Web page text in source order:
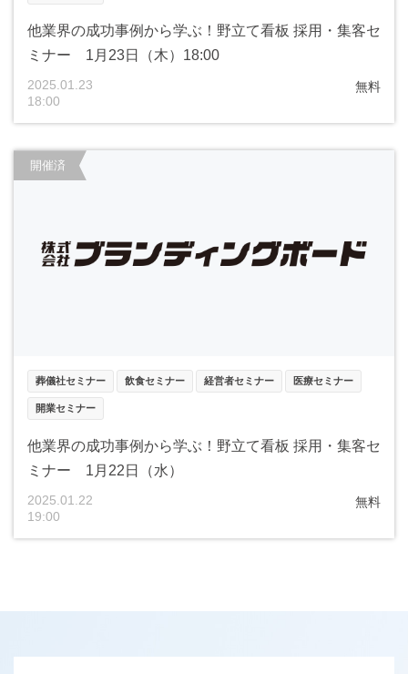
他業界の成功事例から学ぶ！野立て看板 採用・集客セ
ミナー 1月23日（木）18:00
2025.01.23
18:00
無料
開催済
葬儀社セミナー 飲食セミナー 経営者セミナー 医療セミナー
開業セミナー
他業界の成功事例から学ぶ！野立て看板 採用・集客セ
ミナー 1月22日（水）
2025.01.22
19:00
無料